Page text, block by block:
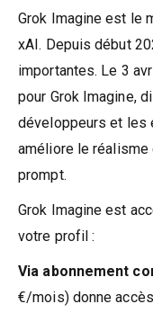
Grok Imagine est le
xAI. Depuis début
importantes. Le 3
pour Grok Imagine,
développeurs et les
améliore le
prompt.
Grok Imagine est
votre profil :
Via abonnement
€/mois) donne